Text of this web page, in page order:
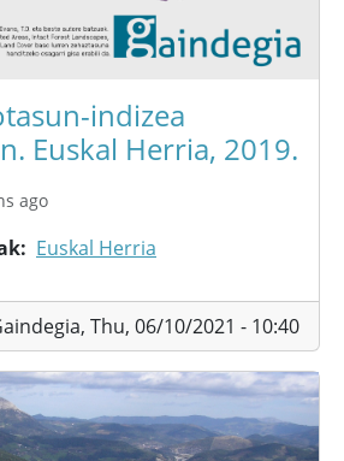
indizea
Euskal Herria, 2019.
ago
Euskal Herria
Thu, 06/10/2021 - 10:40